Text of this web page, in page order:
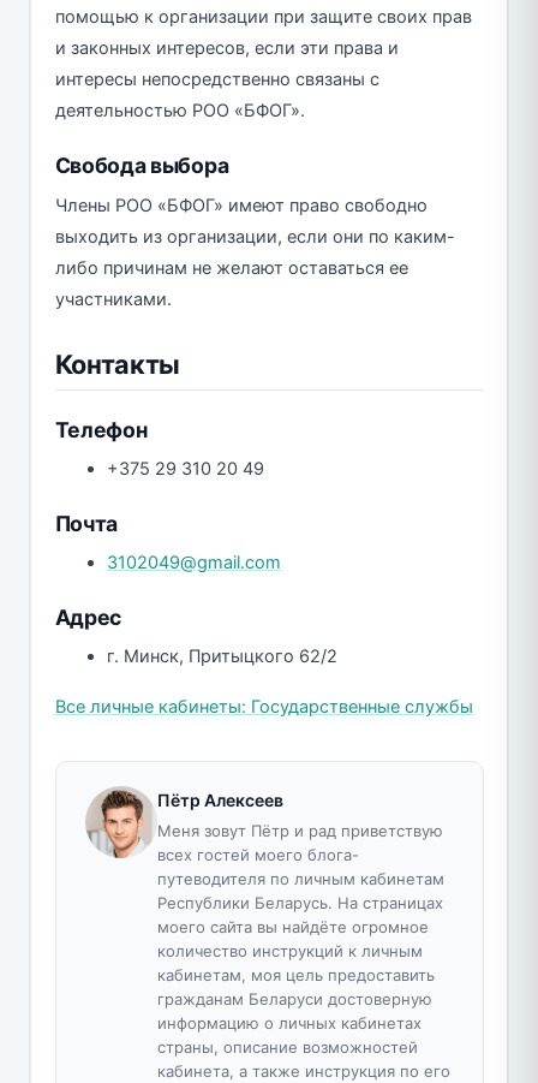
помощью к организации при защите своих прав
и законных интересов, если эти права и
интересы непосредственно связаны с
деятельностью РОО «БФОГ».
Свобода выбора
Члены РОО «БФОГ» имеют право свободно
выходить из организации, если они по каким-
либо причинам не желают оставаться ее
участниками.
Контакты
Телефон
+375 29 310 20 49
Почта
3102049@gmail.com
Адрес
г. Минск, Притыцкого 62/2
Все личные кабинеты: Государственные службы
Пётр Алексеев
Меня зовут Пётр и рад приветствую
всех гостей моего блога-
путеводителя по личным кабинетам
Республики Беларусь. На страницах
моего сайта вы найдёте огромное
количество инструкций к личным
кабинетам, моя цель предоставить
гражданам Беларуси достоверную
информацию о личных кабинетах
страны, описание возможностей
кабинета, а также инструкция по его